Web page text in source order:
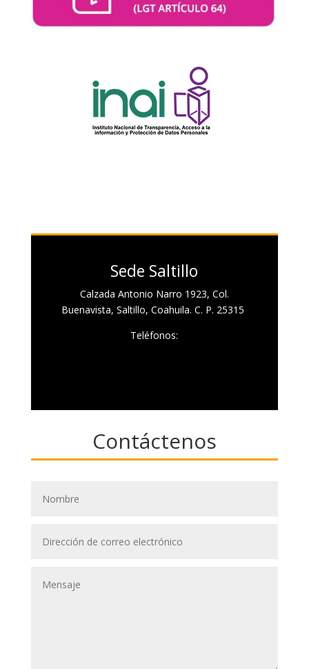
Sede Saltillo
Calzada Antonio Narro 1923, Col.
Buenavista, Saltillo, Coahuila. C. P. 25315
Teléfonos:
Contáctenos